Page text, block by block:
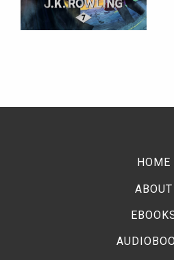
HOME
ABOUT